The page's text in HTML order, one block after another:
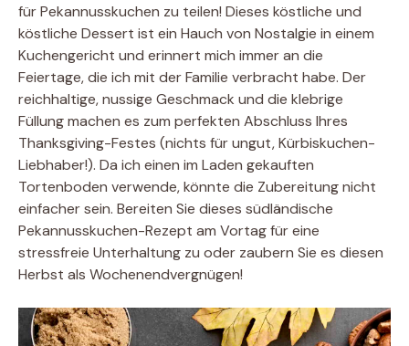
für Pekannusskuchen zu teilen! Dieses köstliche und
köstliche Dessert ist ein Hauch von Nostalgie in einem
Kuchengericht und erinnert mich immer an die
Feiertage, die ich mit der Familie verbracht habe. Der
reichhaltige, nussige Geschmack und die klebrige
Füllung machen es zum perfekten Abschluss Ihres
Thanksgiving-Festes (nichts für ungut, Kürbiskuchen-
Liebhaber!). Da ich einen im Laden gekauften
Tortenboden verwende, könnte die Zubereitung nicht
einfacher sein. Bereiten Sie dieses südländische
Pekannusskuchen-Rezept am Vortag für eine
stressfreie Unterhaltung zu oder zaubern Sie es diesen
Herbst als Wochenendvergnügen!